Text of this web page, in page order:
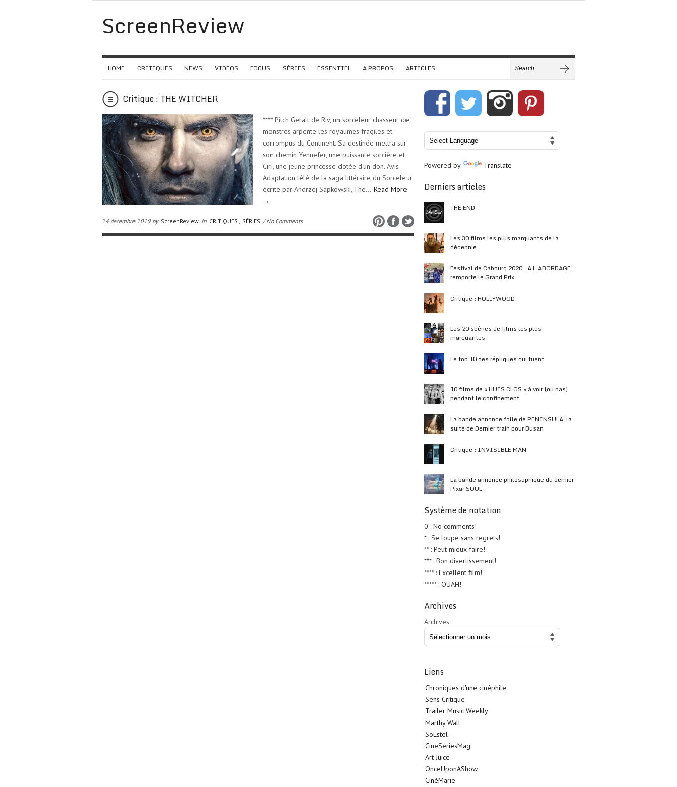
ScreenReview
HOME CRITIQUES NEWS VIDÉOS FOCUS SÉRIES ESSENTIEL A PROPOS ARTICLES
Critique : THE WITCHER
**** Pitch Geralt de Riv, un sorceleur chasseur de
monstres arpente les royaumes fragiles et
corrompus du Continent. Sa destinée mettra sur
son chemin Yennefer, une puissante sorcière et
Ciri, une jeune princesse dotée d’un don. Avis
Adaptation télé de la saga littéraire du Sorceleur
écrite par Andrzej Sapkowski, The… Read More
→
24 décembre 2019 by ScreenReview in CRITIQUES , SÉRIES / No Comments
Powered by Translate
Derniers articles
THE END
Les 30 films les plus marquants de la
décennie
Festival de Cabourg 2020 : A L’ABORDAGE
remporte le Grand Prix
Critique : HOLLYWOOD
Les 20 scènes de films les plus
marquantes
Le top 10 des répliques qui tuent
10 films de « HUIS CLOS » à voir (ou pas)
pendant le confinement
La bande annonce folle de PENINSULA, la
suite de Dernier train pour Busan
Critique : INVISIBLE MAN
La bande annonce philosophique du dernier
Pixar SOUL
Système de notation
0 : No comments!
* : Se loupe sans regrets!
** : Peut mieux faire!
*** : Bon divertissement!
**** : Excellent film!
***** : OUAH!
Archives
Archives
Liens
Chroniques d'une cinéphile
Sens Critique
Trailer Music Weekly
Marthy Wall
SoLstel
CineSeriesMag
Art Juice
OnceUponAShow
CinéMarie